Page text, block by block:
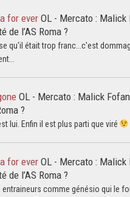
for ever OL - Mercato : Malick
de l’AS Roma ?
qu'il était trop franc...c'est
OL - Mercato : Malick
?
lui. Enfin il est plus parti que viré
for ever OL - Mercato : Malick
de l’AS Roma ?
entraineurs comme génésio qui le